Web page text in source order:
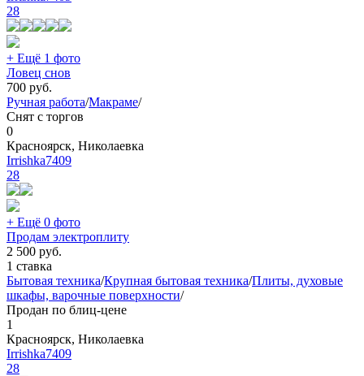
28
+ Ещё 1 фото
Ловец снов
700 руб.
Ручная работа/Макраме/
Снят с торгов
0
Красноярск, Николаевка
Irrishka7409
28
+ Ещё 0 фото
Продам электроплиту
2 500 руб.
1 ставка
Бытовая техника/Крупная бытовая техника/Плиты, духовые
шкафы, варочные поверхности/
Продан по блиц-цене
1
Красноярск, Николаевка
Irrishka7409
28